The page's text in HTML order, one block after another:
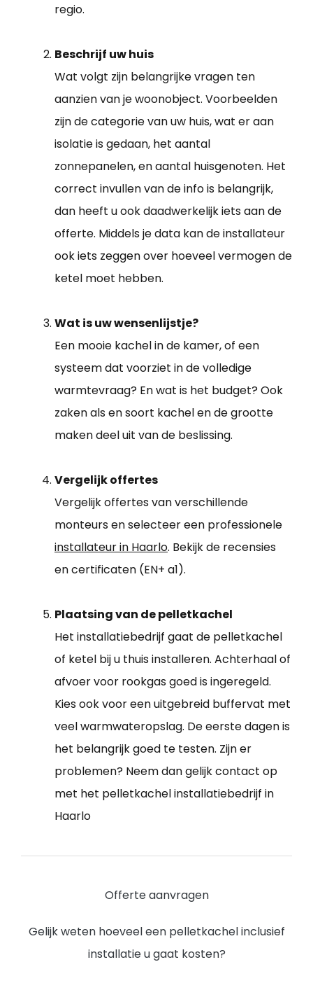
regio.
Beschrijf uw huis
Wat volgt zijn belangrijke vragen ten
aanzien van je woonobject. Voorbeelden
zijn de categorie van uw huis, wat er aan
isolatie is gedaan, het aantal
zonnepanelen, en aantal huisgenoten. Het
correct invullen van de info is belangrijk,
dan heeft u ook daadwerkelijk iets aan de
offerte. Middels je data kan de installateur
ook iets zeggen over hoeveel vermogen de
ketel moet hebben.
Wat is uw wensenlijstje?
Een mooie kachel in de kamer, of een
systeem dat voorziet in de volledige
warmtevraag? En wat is het budget? Ook
zaken als en soort kachel en de grootte
maken deel uit van de beslissing.
Vergelijk offertes
Vergelijk offertes van verschillende
monteurs en selecteer een professionele
installateur in Haarlo. Bekijk de recensies
en certificaten (EN+ a1).
Plaatsing van de pelletkachel
Het installatiebedrijf gaat de pelletkachel
of ketel bij u thuis installeren. Achterhaal of
afvoer voor rookgas goed is ingeregeld.
Kies ook voor een uitgebreid buffervat met
veel warmwateropslag. De eerste dagen is
het belangrijk goed te testen. Zijn er
problemen? Neem dan gelijk contact op
met het pelletkachel installatiebedrijf in
Haarlo
Offerte aanvragen
Gelijk weten hoeveel een pelletkachel inclusief
installatie u gaat kosten?